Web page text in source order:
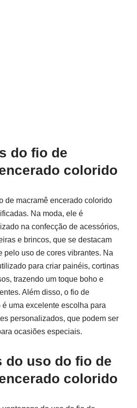
do fio de
colorido
de macramê encerado colorido
Na moda, ele é
na confecção de acessórios,
e brincos, que se destacam
pelo uso de cores vibrantes. Na
para criar painéis, cortinas
trazendo um toque boho e
Além disso, o fio de
uma excelente escolha para
personalizados, que podem ser
ocasiões especiais.
do uso do fio de
colorido